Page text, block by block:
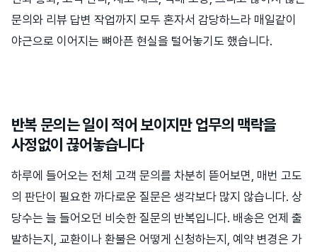
문의와 리뷰 답변 작업까지 모두 혼자서 감당하느라 매일같이
야근으로 이어지는 뼈아픈 현실을 털어놓기도 했습니다.
반복 문의는 일이 적어 보이지만 업무의 맥락을
사정없이 끊어놓습니다
하루에 들어오는 전체 고객 문의를 차분히 뜯어보면, 매번 고도
의 판단이 필요한 까다로운 질문은 생각보다 많지 않습니다. 상
당수는 늘 들어오던 비슷한 질문의 반복입니다. 배송은 언제 출
발하는지, 교환이나 환불은 어떻게 신청하는지, 예약 변경은 가